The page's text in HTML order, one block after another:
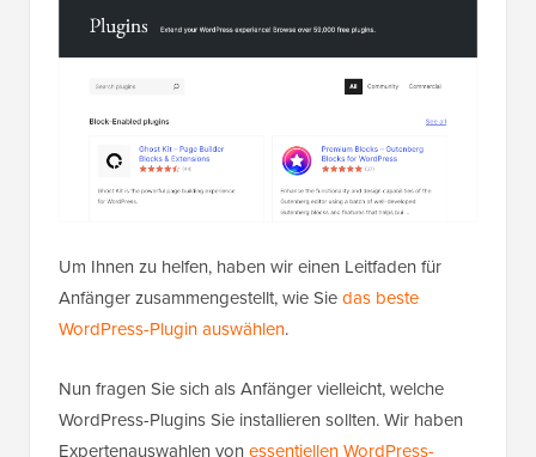
Um Ihnen zu helfen, haben wir einen Leitfaden für
Anfänger zusammengestellt, wie Siedas beste
WordPress-Plugin auswählen.
Nun fragen Sie sich als Anfänger vielleicht, welche
WordPress-Plugins Sie installieren sollten. Wir haben
Expertenauswahlen von essentiellen WordPress-